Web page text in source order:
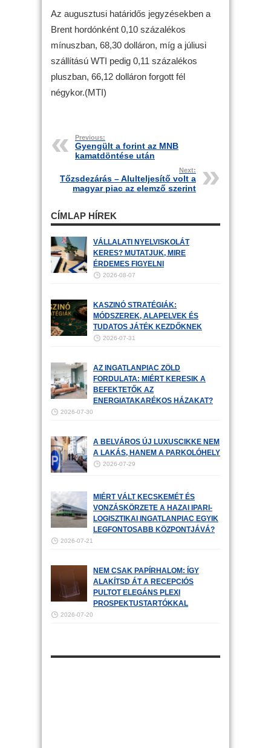
Az augusztusi határidős jegyzésekben a
Brent hordónként 0,10 százalékos
mínuszban, 68,30 dolláron, míg a júliusi
szállítású WTI pedig 0,11 százalékos
pluszban, 66,12 dolláron forgott fél
négykor.(MTI)
Previous:
Gyengült a forint az MNB
kamatdöntése után
Next:
Tőzsdezárás – Alulteljesítő volt a
magyar piac az elemző szerint
CÍMLAP HÍREK
VÁLLALATI NYELVISKOLÁT
KERES? MUTATJUK, MIRE
ÉRDEMES FIGYELNI
2026-08-07
KASZINÓ STRATÉGIÁK:
MÓDSZEREK, ALAPELVEK ÉS
TUDATOS JÁTÉK KEZDŐKNEK
2026-07-31
AZ INGATLANPIAC ZÖLD
FORDULATA: MIÉRT KERESIK A
BEFEKTETŐK AZ
ENERGIATAKARÉKOS HÁZAKAT?
2026-07-30
A BELVÁROS ÚJ LUXUSCIKKE NEM
A LAKÁS, HANEM A PARKOLÓHELY
2026-07-29
MIÉRT VÁLT KECSKEMÉT ÉS
VONZÁSKÖRZETE A HAZAI IPARI-
LOGISZTIKAI INGATLANPIAC EGYIK
LEGFONTOSABB KÖZPONTJÁVÁ?
2026-07-21
NEM CSAK PAPÍRHALOM: ÍGY
ALAKÍTSD ÁT A RECEPCIÓS
PULTOT ELEGÁNS PLEXI
PROSPEKTUSTARTÓKKAL
2026-07-20